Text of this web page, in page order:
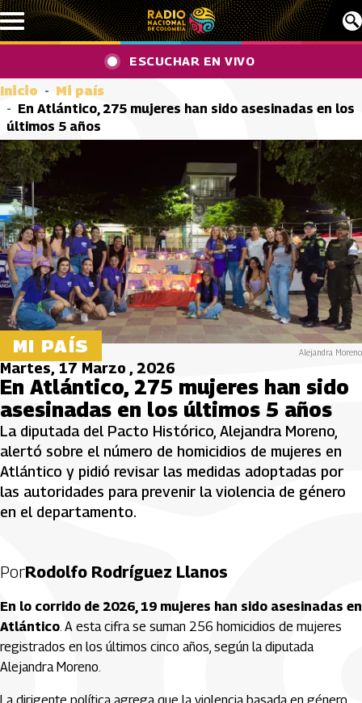
Pasar al contenido principal
ESCUCHAR EN VIVO
Inicio
Mi país
En Atlántico, 275 mujeres han sido asesinadas en los
últimos 5 años
MI PAÍS Alejandra Moreno
Martes, 17 Marzo , 2026
En Atlántico, 275 mujeres han sido
asesinadas en los últimos 5 años
La diputada del Pacto Histórico, Alejandra Moreno,
alertó sobre el número de homicidios de mujeres en
Atlántico y pidió revisar las medidas adoptadas por
las autoridades para prevenir la violencia de género
en el departamento.
PorRodolfo Rodríguez Llanos
En lo corrido de 2026, 19 mujeres han sido asesinadas en
Atlántico. A esta cifra se suman 256 homicidios de mujeres
registrados en los últimos cinco años, según la diputada
Alejandra Moreno.